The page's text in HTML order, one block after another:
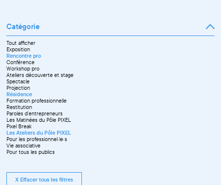
Catégorie
Tout afficher
Exposition
Rencontre pro
Conférence
Workshop pro
Ateliers découverte et stage
Spectacle
Projection
Résidence
Formation professionnelle
Restitution
Paroles d'entrepreneurs
Les Matinées du Pôle PIXEL
Pixel Break
Les Ateliers du Pôle PIXEL
Pour les professionnel·le·s
Vie associative
Pour tous les publics
X Effacer tous les filtres